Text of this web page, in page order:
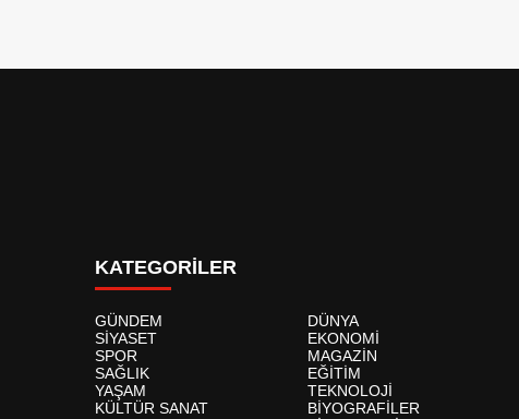
KATEGORİLER
GÜNDEM
DÜNYA
SİYASET
EKONOMİ
SPOR
MAGAZİN
SAĞLIK
EĞİTİM
YAŞAM
TEKNOLOJİ
KÜLTÜR SANAT
BİYOGRAFİLER